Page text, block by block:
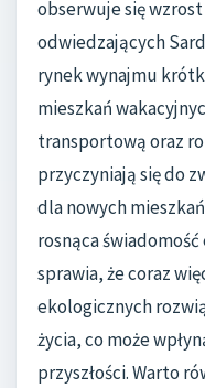
obserwuje się
odwiedzających
rynek wynajmu
mieszkań
transportową oraz
przyczyniają się do
dla nowych
rosnąca
sprawia, że coraz
ekologicznych
życia, co może
przyszłości. Warto